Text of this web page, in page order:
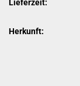
Lieferzeit:
Herkunft: